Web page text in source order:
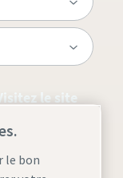
le site
le bon